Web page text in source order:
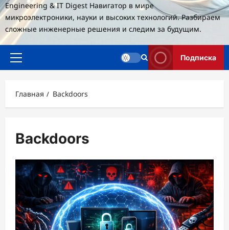
Engineering & IT Digest Навигатор в мире
микроэлектроники, науки и высоких технологий. Разбираем
сложные инженерные решения и следим за будущим.
Основное
Подписка
Главная Backdoors
Backdoors